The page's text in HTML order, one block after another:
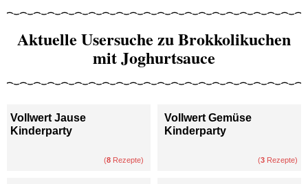
Aktuelle Usersuche zu Brokkolikuchen
mit Joghurtsauce
Vollwert Jause
Kinderparty
(8 Rezepte)
Vollwert Gemüse
Kinderparty
(3 Rezepte)